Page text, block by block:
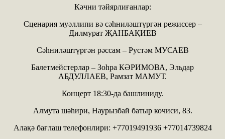
Кәчни тәйярлиғанлар:
Сценария муәллипи вә сәһниләштүргән режиссер –
Дилмурат ҖАНБАҚИЕВ
Сәһниләштүргән рәссам – Рустәм МУСАЕВ
Балетмейстерлар – Зоһра КӘРИМОВА, Эльдар
АБДУЛЛАЕВ, Рамзат МАМУТ.
Концерт 18:30-да башлиниду.
Алмута шәһири, Наурызбай батыр кочиси, 83.
Алақә бағлаш телефонлири: +77019491936 +77014739824